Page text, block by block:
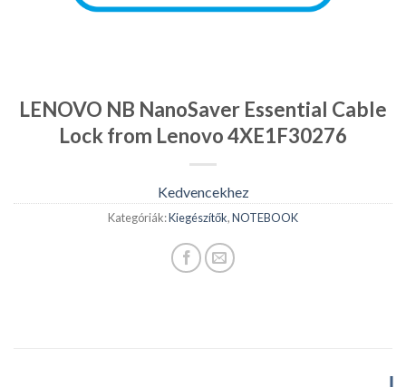
LENOVO NB NanoSaver Essential Cable
Lock from Lenovo 4XE1F30276
Kedvencekhez
Kategóriák:Kiegészítők,NOTEBOOK